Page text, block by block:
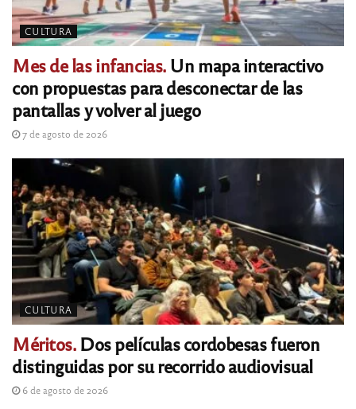
CULTURA
Mes de las infancias.Un mapa interactivo
con propuestas para desconectar de las
pantallas y volver al juego
7 de agosto de 2026
CULTURA
Méritos.Dos películas cordobesas fueron
distinguidas por su recorrido audiovisual
6 de agosto de 2026